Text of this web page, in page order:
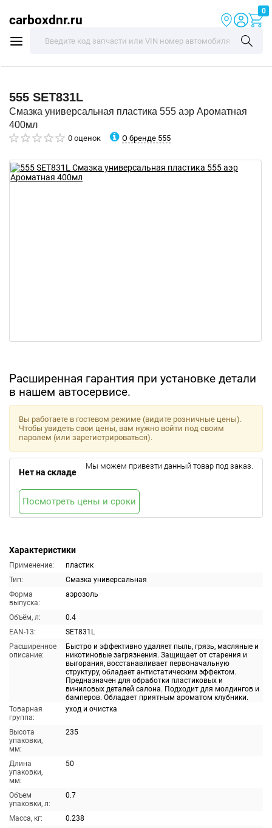
carboxdnr.ru
0
555 SET831L
Смазка универсальная пластика 555 аэр Ароматная
400мл
0 оценок О бренде 555
Расширенная гарантия при установке детали
в нашем автосервисе.
Характеристики
Применение:
пластик
Тип:
Смазка универсальная
Форма
выпуска:
аэрозоль
Объём, л:
0.4
EAN-13:
SET831L
Расширенное
описание:
Быстро и эффективно удаляет пыль, грязь, масляные и
никотиновые загрязнения. Защищает от старения и
выгорания, восстанавливает первоначальную
структуру, обладает антистатическим эффектом.
Предназначен для обработки пластиковых и
виниловых деталей салона. Подходит для молдингов и
бамперов. Обладает приятным ароматом клубники.
Товарная
группа:
уход и очистка
Высота
упаковки,
мм:
235
Длина
упаковки,
мм:
50
Объем
упаковки, л:
0.7
Масса, кг:
0.238
Вы работаете в гостевом режиме (видите розничные цены).
Чтобы увидеть свои цены, вам нужно войти под своим
паролем (или зарегистрироваться).
Нет на складе
Мы можем привезти данный товар под заказ.
Посмотреть цены и сроки